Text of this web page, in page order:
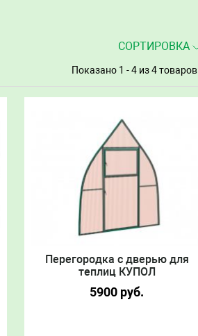
СОРТИРОВКА
Показано 1 - 4 из 4 товаров
Перегородка с дверью для
теплиц КУПОЛ
5900 руб.